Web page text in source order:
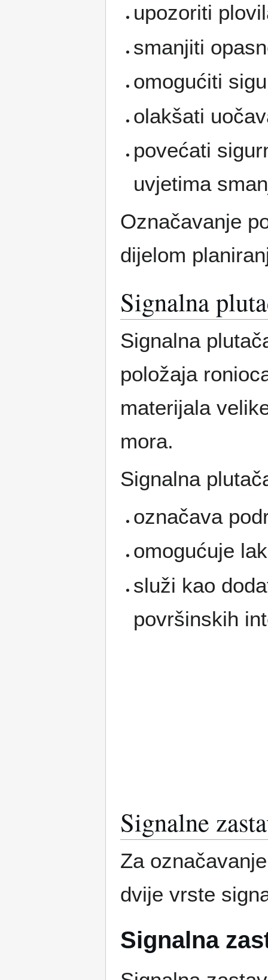
upozoriti
smanjiti
omogućiti
olakšati
povećati
uvjetima
Označavanje
dijelom
Signalna
Signalna
položaja
materijala
mora.
Signalna
označava
omogućuje
služi kao
površinskih
Signalne
Za
dvije vrste
Signalna